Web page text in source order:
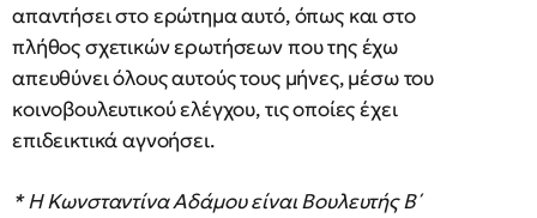
απαντήσει στο ερώτημα αυτό, όπως και στο
πλήθος σχετικών ερωτήσεων που της έχω
απευθύνει όλους αυτούς τους μήνες, μέσω του
κοινοβουλευτικού ελέγχου, τις οποίες έχει
επιδεικτικά αγνοήσει.
* Η Κωνσταντίνα Αδάμου είναι Βουλευτής Β΄